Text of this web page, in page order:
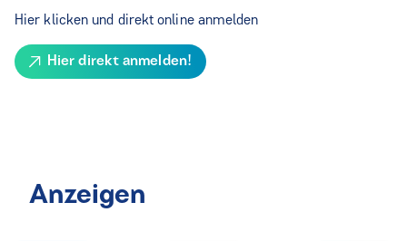
Hier klicken und direkt online anmelden
Hier direkt anmelden!
Anzeigen